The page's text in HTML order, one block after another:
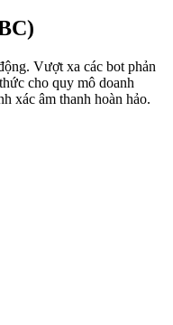
Vượt xa các bot phản
cho quy mô doanh
xác âm thanh hoàn hảo.